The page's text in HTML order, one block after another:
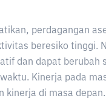
perdagangan
beresiko tinggi.
dan dapat berubah
Kinerja pada
kinerja di masa